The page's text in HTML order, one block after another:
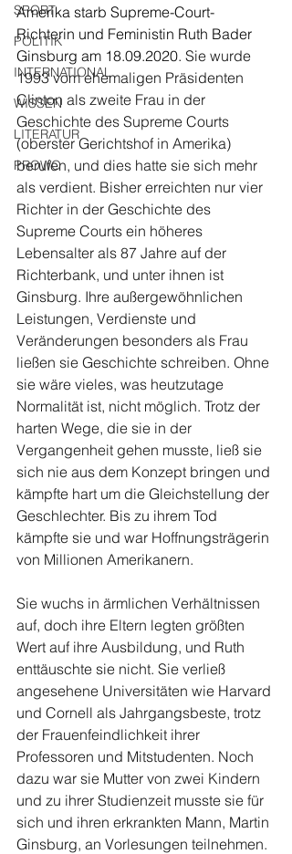
SPORT
POLITIK
INTERNATIONAL
WISSEN
LITERATUR
PROWO
Amerika starb Supreme-Court-
Richterin und Feministin Ruth Bader
Ginsburg am 18.09.2020. Sie wurde
1993 vom ehemaligen Präsidenten
Clinton als zweite Frau in der
Geschichte des Supreme Courts
(oberster Gerichtshof in Amerika)
berufen, und dies hatte sie sich mehr
als verdient. Bisher erreichten nur vier
Richter in der Geschichte des
Supreme Courts ein höheres
Lebensalter als 87 Jahre auf der
Richterbank, und unter ihnen ist
Ginsburg. Ihre außergewöhnlichen
Leistungen, Verdienste und
Veränderungen besonders als Frau
ließen sie Geschichte schreiben. Ohne
sie wäre vieles, was heutzutage
Normalität ist, nicht möglich. Trotz der
harten Wege, die sie in der
Vergangenheit gehen musste, ließ sie
sich nie aus dem Konzept bringen und
kämpfte hart um die Gleichstellung der
Geschlechter. Bis zu ihrem Tod
kämpfte sie und war Hoffnungsträgerin
von Millionen Amerikanern.
Sie wuchs in ärmlichen Verhältnissen
auf, doch ihre Eltern legten größten
Wert auf ihre Ausbildung, und Ruth
enttäuschte sie nicht. Sie verließ
angesehene Universitäten wie Harvard
und Cornell als Jahrgangsbeste, trotz
der Frauenfeindlichkeit ihrer
Professoren und Mitstudenten. Noch
dazu war sie Mutter von zwei Kindern
und zu ihrer Studienzeit musste sie für
sich und ihren erkrankten Mann, Martin
Ginsburg, an Vorlesungen teilnehmen.